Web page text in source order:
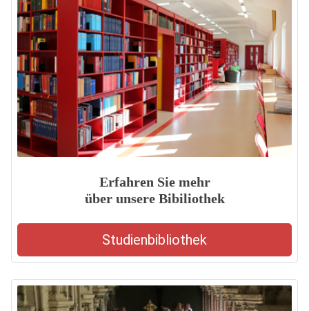
Erfahren Sie mehr
über unsere Bibiliothek
Studienbibliothek